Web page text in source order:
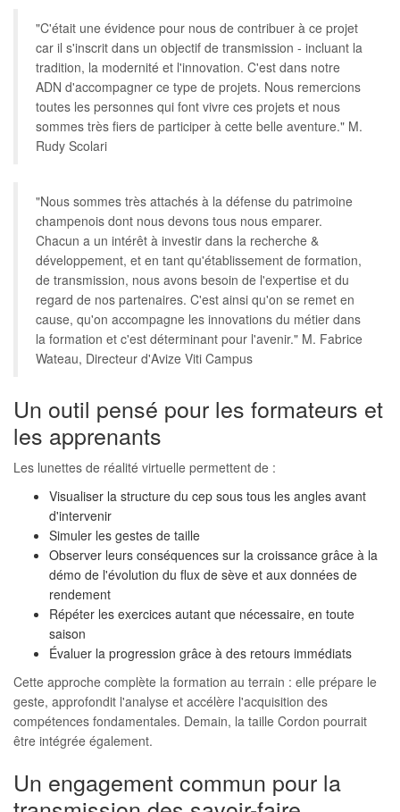
"C'était une évidence pour nous de contribuer à ce projet
car il s'inscrit dans un objectif de transmission - incluant la
tradition, la modernité et l'innovation. C'est dans notre
ADN d'accompagner ce type de projets. Nous remercions
toutes les personnes qui font vivre ces projets et nous
sommes très fiers de participer à cette belle aventure." M.
Rudy Scolari
"Nous sommes très attachés à la défense du patrimoine
champenois dont nous devons tous nous emparer.
Chacun a un intérêt à investir dans la recherche &
développement, et en tant qu'établissement de formation,
de transmission, nous avons besoin de l'expertise et du
regard de nos partenaires. C'est ainsi qu'on se remet en
cause, qu'on accompagne les innovations du métier dans
la formation et c'est déterminant pour l'avenir." M. Fabrice
Wateau, Directeur d'Avize Viti Campus
Un outil pensé pour les formateurs et
les apprenants
Les lunettes de réalité virtuelle permettent de :
Visualiser la structure du cep sous tous les angles avant
d'intervenir
Simuler les gestes de taille
Observer leurs conséquences sur la croissance grâce à la
démo de l'évolution du flux de sève et aux données de
rendement
Répéter les exercices autant que nécessaire, en toute
saison
Évaluer la progression grâce à des retours immédiats
Cette approche complète la formation au terrain : elle prépare le
geste, approfondit l'analyse et accélère l'acquisition des
compétences fondamentales. Demain, la taille Cordon pourrait
être intégrée également.
Un engagement commun pour la